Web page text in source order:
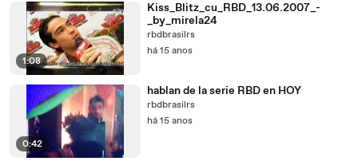
1:08
Kiss_Blitz_cu_RBD_13.06.2007_-
_by_mirela24
rbdbrasilrs
há 15 anos
0:42
hablan de la serie RBD en HOY
rbdbrasilrs
há 15 anos